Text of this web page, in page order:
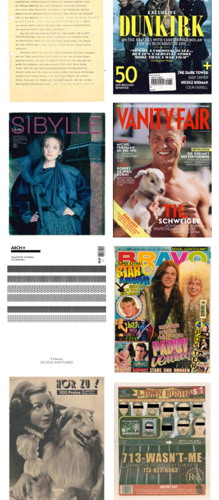
SUMMER 2017
Rose – V, Januar 1943
VANITY FAIR – Nr. 7 –
8. Februar 2007
SIBYLLE 6/89
ARCH+ Nr. 226, Herbst
2016
BRAVO – Nr. 8, 13. Febr.
1997
HÖR ZU! – 1949,
NUMMER 10, Woche
vom 27. Februar bis 05.
März
A-TOWN BUSTED –
8/15/16–9/1/16